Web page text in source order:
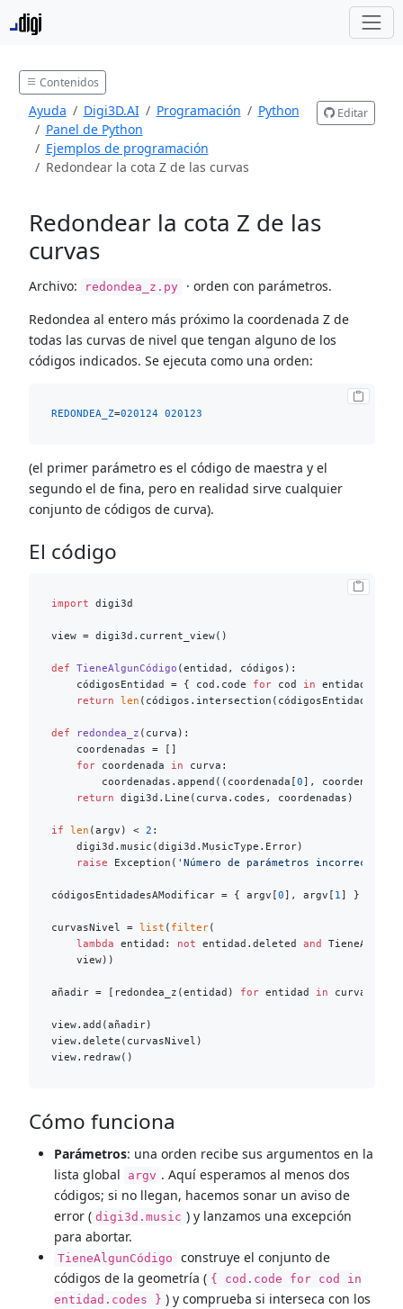
Contenidos
Ayuda Digi3D.AI Programación
Python
Panel de Python
Ejemplos de programación
Redondear la cota Z de las curvas
Editar
Redondear la cota Z de las
curvas
Archivo: redondea_z.py
· orden con parámetros.
Redondea al entero más próximo la coordenada Z de
todas las curvas de nivel que tengan alguno de los
códigos indicados. Se ejecuta como una orden:
REDONDEA_Z=020124 020123
(el primer parámetro es el código de maestra y el
segundo el de fina, pero en realidad sirve cualquier
conjunto de códigos de curva).
El código
import digi3d
view = digi3d.current_view()
def TieneAlgunCódigo ( entidad, códigos ):
    códigosEntidad = { cod.code
for cod in
return
len (códigos.intersection(códigosEntidad)) >
def redondea_z ( curva ):
    coordenadas = []
for coordenada in curva:
        coordenadas.append((coordenada[
0 ], coordenada[
return digi3d.Line(curva.codes, coordenadas)
if len (argv) < 2 :
    digi3d.music(digi3d.MusicType.Error)
raise Exception( 'Número de parámetros incorrecto.
códigosEntidadesAModificar = { argv[ 0 ], argv[ 1 ] }
curvasNivel = list ( filter(
lambda entidad: not entidad.deleted and
    view))
añadir = [redondea_z(entidad) for entidad in
view.add(añadir)
view.delete(curvasNivel)
Cómo funciona
Parámetros: una orden recibe sus argumentos en la
lista global
argv . Aquí esperamos al menos dos
códigos; si no llegan, hacemos sonar un aviso de
error ( digi3d.music ) y lanzamos una excepción
para abortar.
TieneAlgunCódigo
construye el conjunto de
códigos de la geometría ( { cod.code for cod in
entidad.codes } ) y comprueba si interseca con los